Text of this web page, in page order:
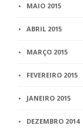
MAIO 2015
ABRIL 2015
MARÇO 2015
FEVEREIRO 2015
JANEIRO 2015
DEZEMBRO 2014